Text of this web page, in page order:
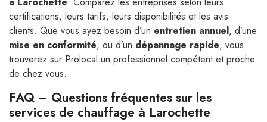
certifications, leurs tarifs, leurs disponibilités et les avis
clients. Que vous ayez besoin d’un entretien annuel, d’une
mise en conformité, ou d’un dépannage rapide, vous
trouverez sur Prolocal un professionnel compétent et proche
de chez vous.
FAQ – Questions fréquentes sur les
services de chauffage à Larochette